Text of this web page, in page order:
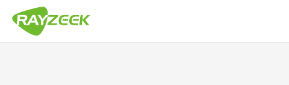
Inhalt